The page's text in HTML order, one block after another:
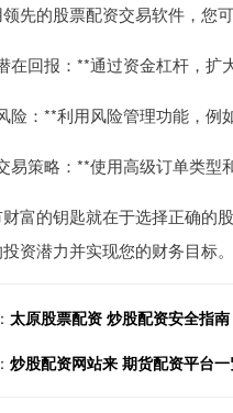
先的股票配资交易软件，您可
在回报：**通过资金杠杆，扩
险：**利用风险管理功能，例
易策略：**使用高级订单类型
富的钥匙就在于选择正确的
资潜力并实现您的财务目标。
太原股票配资 炒股配资安全指
炒股配资网站来 期货配资平台